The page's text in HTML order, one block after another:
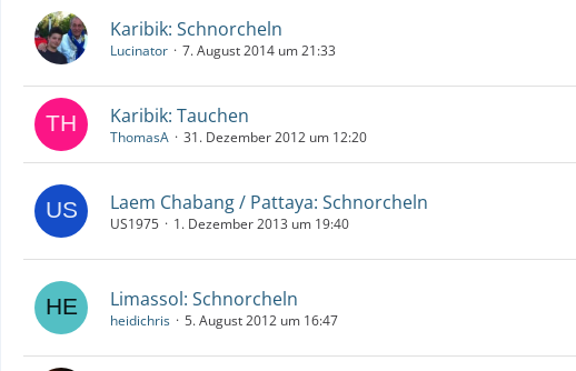
Karibik: Schnorcheln
Lucinator 7. August 2014 um 21:33
Karibik: Tauchen
ThomasA 31. Dezember 2012 um 12:20
Laem Chabang / Pattaya: Schnorcheln
US1975 1. Dezember 2013 um 19:40
Limassol: Schnorcheln
heidichris 5. August 2012 um 16:47